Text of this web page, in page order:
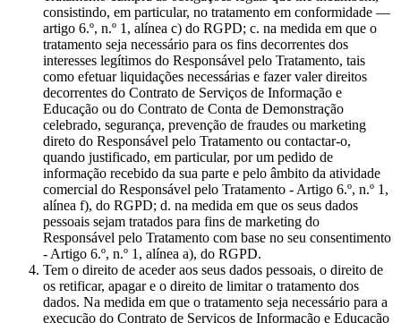
consistindo, em particular, no tratamento em conformidade —
artigo 6.º, n.º 1, alínea c) do RGPD; c. na medida em que o
tratamento seja necessário para os fins decorrentes dos
interesses legítimos do Responsável pelo Tratamento, tais
como efetuar liquidações necessárias e fazer valer direitos
decorrentes do Contrato de Serviços de Informação e
Educação ou do Contrato de Conta de Demonstração
celebrado, segurança, prevenção de fraudes ou marketing
direto do Responsável pelo Tratamento ou contactar-o,
quando justificado, em particular, por um pedido de
informação recebido da sua parte e pelo âmbito da atividade
comercial do Responsável pelo Tratamento - Artigo 6.º, n.º 1,
alínea f), do RGPD; d. na medida em que os seus dados
pessoais sejam tratados para fins de marketing do
Responsável pelo Tratamento com base no seu consentimento
- Artigo 6.º, n.º 1, alínea a), do RGPD.
Tem o direito de aceder aos seus dados pessoais, o direito de
os retificar, apagar e o direito de limitar o tratamento dos
dados. Na medida em que o tratamento seja necessário para a
execução do Contrato de Serviços de Informação e Educação